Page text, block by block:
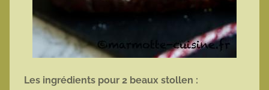
Les ingrédients pour 2 beaux stollen :